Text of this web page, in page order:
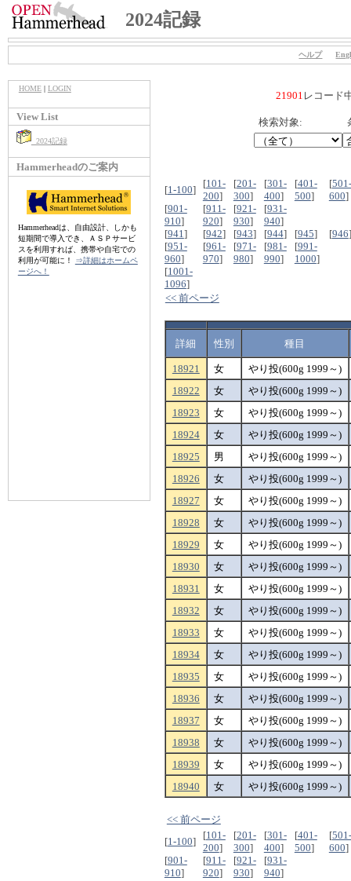
2024記録
ヘルプ
HOME| LOGIN
View List
2024記録
Hammerheadのご案内
Hammerheadは、自由設計、しかも
短期間で導入でき、ＡＳＰサービ
スを利用すれば、携帯や自宅での
利用が可能に！
⇒詳細はホームペ
ージへ！
21901 レコード
検索対象:
[1-100]
[101-
200]
[201-
300]
[301-
400]
[401-
500]
[501-
600]
[901-
910]
[911-
920]
[921-
930]
[931-
940]
[941] [942] [943] [944] [945] [946
[951-
960]
[961-
970]
[971-
980]
[981-
990]
[991-
1000]
[1001-
1096]
<< 前ページ
詳細 性別 種目
18921 女
やり投(600g 1999～)
18922
女
やり投(600g 1999～)
18923
女
やり投(600g 1999～)
18924
女
やり投(600g 1999～)
18925
男
やり投(600g 1999～)
18926
女
やり投(600g 1999～)
18927
女
やり投(600g 1999～)
18928
女
やり投(600g 1999～)
18929
女
やり投(600g 1999～)
18930
女
やり投(600g 1999～)
18931
女
やり投(600g 1999～)
18932
女
やり投(600g 1999～)
18933
女
やり投(600g 1999～)
18934
女
やり投(600g 1999～)
18935
女
やり投(600g 1999～)
18936
女
やり投(600g 1999～)
18937
女
やり投(600g 1999～)
18938
女
やり投(600g 1999～)
18939
女
やり投(600g 1999～)
18940
女 やり投(600g 1999～)
<< 前ページ
[1-100]
[101-
200]
[201-
300]
[301-
400]
[401-
500]
[501-
600]
[901-
910]
[911-
920]
[921-
930]
[931-
940]